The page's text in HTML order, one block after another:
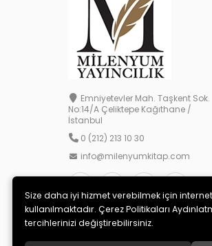
Emniyetevler Mah. Taşkent Sok.
No:14/A Çeliktepe Kağıthane /
İstanbul
0 (212) 213 10 30
info@milenyumkitap.com
Size daha iyi hizmet verebilmek için
kullanılmaktadır. Çerez Politikaları
tercihlerinizi değiştirebilirsiniz.